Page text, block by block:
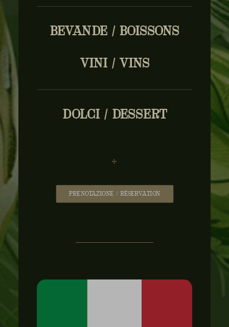
BEVANDE / BOISSONS
VINI / VINS
DOLCI / DESSERT
PRENOTAZIONE / RÉSERVATION